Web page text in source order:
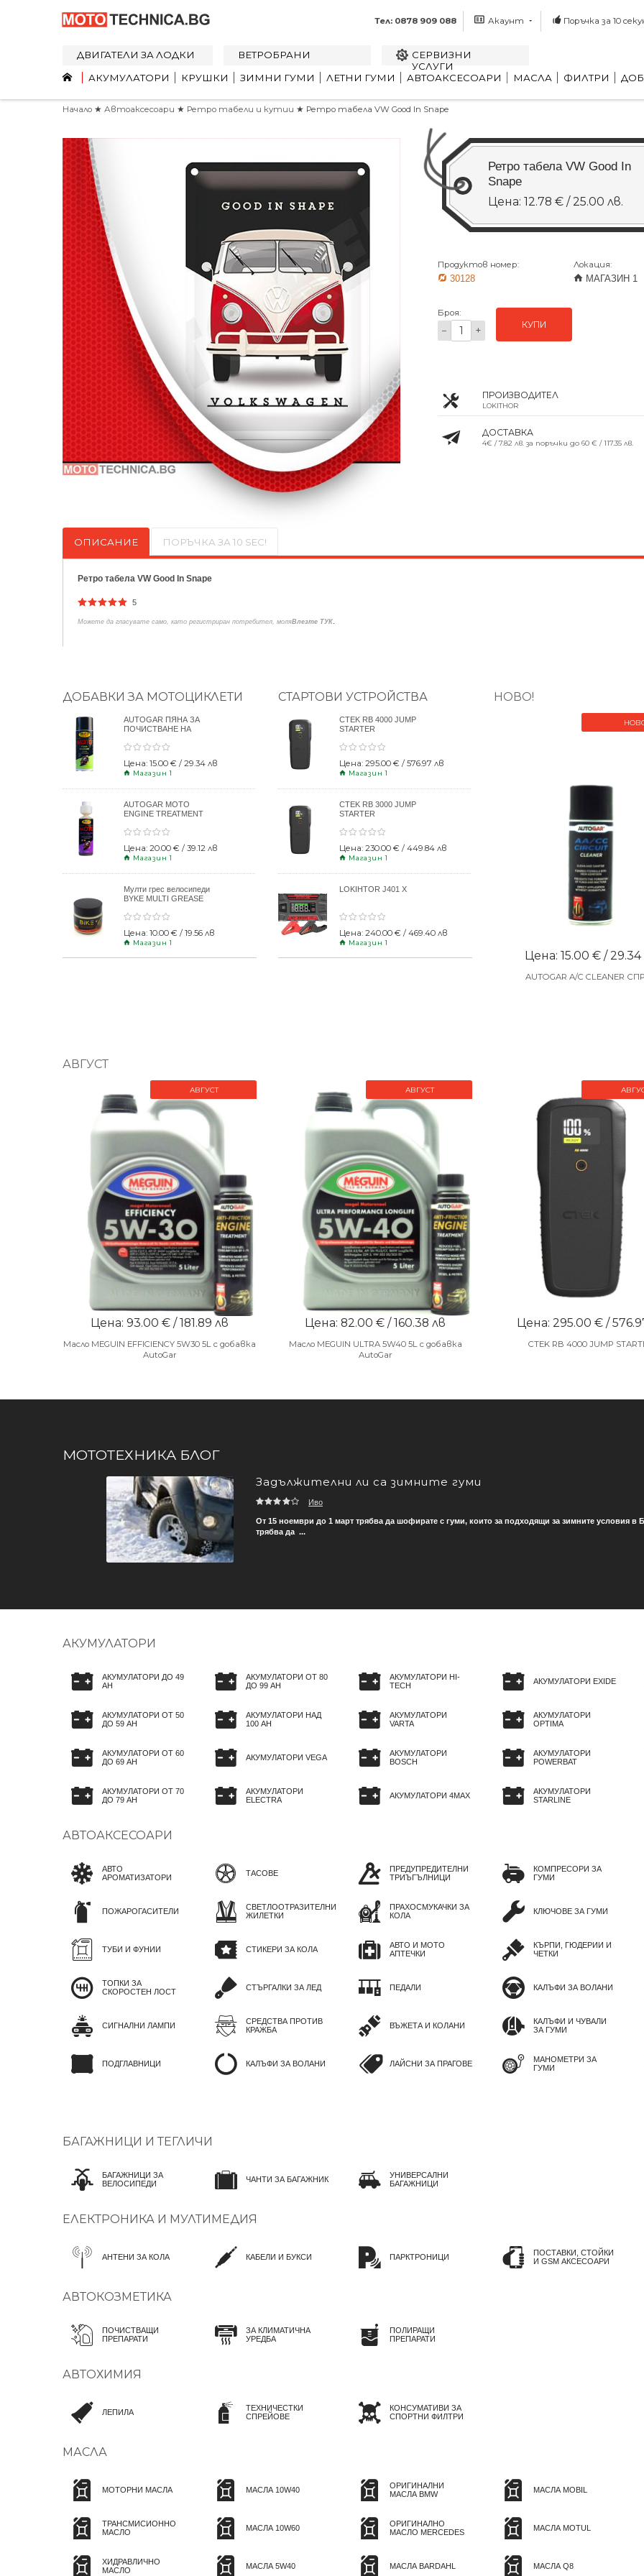
Тел: 0878 909 088 Акаунт Поръчка за 10
ДВИГАТЕЛИ ЗА ЛОДКИ ВЕТРОБРАНИ
СЕРВИЗНИ
УСЛУГИ
АКУМУЛАТОРИ
КРУШКИ ЗИМНИ ГУМИ ЛЕТНИ ГУМИ АВТОАКСЕСОАРИ МАСЛА ФИЛТРИ
Начало ★ Автоаксесоари ★ Ретро табели и кутии ★ Ретро табела VW Good In Snape
Ретро табела VW Good In
Snape
Цена: 12.78 € / 25.00 лв.
Продуктов номер:
30128
Локация:
МАГАЗИН 1
Броя:
− + КУПИ
ПРОИЗВОДИТЕЛ
LOKITHOR
ДОСТАВКА
4€ / 7.82 лв. за поръчки до 60 € / 117.35 лв.
ОПИСАНИЕ ПОРЪЧКА ЗА 10 SEC!
Ретро табела VW Good In Snape
5
Можете да гласувате само, като регистриран потребител, моляВлезте ТУК
ДОБАВКИ ЗА МОТОЦИКЛЕТИ
AUTOGAR ПЯНА ЗА
ПОЧИСТВАНЕ НА
Цена: 15.00 € / 29.34 лв
Магазин 1
AUTOGAR MOTO
ENGINE TREATMENT
Цена: 20.00 € / 39.12 лв
Магазин 1
Мулти грес велосипеди
BYKE MULTI GREASE
Цена: 10.00 € / 19.56 лв
Магазин 1
СТАРТОВИ УСТРОЙСТВА
CTEK RB 4000 JUMP
STARTER
Цена: 295.00 € / 576.97 лв
Магазин 1
CTEK RB 3000 JUMP
STARTER
Цена: 230.00 € / 449.84 лв
Магазин 1
LOKIHTOR J401 X
Цена: 240.00 € / 469.40 лв
Магазин 1
НОВО!
Цена: 15.00 € / 29.34
AUTOGAR A/C CLEANER
АВГУСТ
АВГУСТ
Цена: 93.00 € / 181.89 лв
Масло MEGUIN EFFICIENCY 5W30 5L с добавка
AutoGar
АВГУСТ
Цена: 82.00 € / 160.38 лв
Масло MEGUIN ULTRA 5W40 5L с добавка
AutoGar
Цена: 295.00 € /
CTEK RB 4000 JUMP
МОТОТЕХНИКА БЛОГ
Задължителни ли са зимните гуми
Иво
От 15 ноември до 1 март трябва да шофирате с гуми, които за подходящи за зимните условия в
трябва да ...
АКУМУЛАТОРИ
АКУМУЛАТОРИ ДО 49
AH
АКУМУЛАТОРИ ОТ 50
ДО 59 AH
АКУМУЛАТОРИ ОТ 60
ДО 69 AH
АКУМУЛАТОРИ ОТ 70
ДО 79 AH
АКУМУЛАТОРИ ОТ 80
ДО 99 AH
АКУМУЛАТОРИ НАД
100 AH
АКУМУЛАТОРИ VEGA
АКУМУЛАТОРИ
ELECTRA
АКУМУЛАТОРИ HI-
TECH
АКУМУЛАТОРИ
VARTA
АКУМУЛАТОРИ
BOSCH
АКУМУЛАТОРИ 4MAX
АКУМУЛАТОРИ EXIDE
АКУМУЛАТОРИ
OPTIMA
АКУМУЛАТОРИ
POWERBAT
АКУМУЛАТОРИ
STARLINE
АВТОАКСЕСОАРИ
АВТО
АРОМАТИЗАТОРИ
ПОЖАРОГАСИТЕЛИ
ТУБИ И ФУНИИ
ТОПКИ ЗА
СКОРОСТЕН ЛОСТ
СИГНАЛНИ ЛАМПИ
ПОДГЛАВНИЦИ
ТАСОВЕ
СВЕТЛООТРАЗИТЕЛНИ
ЖИЛЕТКИ
СТИКЕРИ ЗА КОЛА
СТЪРГАЛКИ ЗА ЛЕД
СРЕДСТВА ПРОТИВ
КРАЖБА
КАЛЪФИ ЗА ВОЛАНИ
ПРЕДУПРЕДИТЕЛНИ
ТРИЪГЪЛНИЦИ
ПРАХОСМУКАЧКИ ЗА
КОЛА
АВТО И МОТО
АПТЕЧКИ
ПЕДАЛИ
ВЪЖЕТА И КОЛАНИ
ЛАЙСНИ ЗА ПРАГОВЕ
КОМПРЕСОРИ ЗА
ГУМИ
КЛЮЧОВЕ ЗА ГУМИ
КЪРПИ, ГЮДЕРИИ И
ЧЕТКИ
КАЛЪФИ ЗА ВОЛАНИ
КАЛЪФИ И ЧУВАЛИ
ЗА ГУМИ
МАНОМЕТРИ ЗА
ГУМИ
БАГАЖНИЦИ И ТЕГЛИЧИ
БАГАЖНИЦИ ЗА
ВЕЛОСИПЕДИ
ЧАНТИ ЗА БАГАЖНИК
УНИВЕРСАЛНИ
БАГАЖНИЦИ
ЕЛЕКТРОНИКА И МУЛТИМЕДИЯ
АНТЕНИ ЗА КОЛА КАБЕЛИ И БУКСИ ПАРКТРОНИЦИ
ПОСТАВКИ, СТОЙКИ
И GSM АКСЕСОАРИ
АВТОКОЗМЕТИКА
ПОЧИСТВАЩИ
ПРЕПАРАТИ
ЗА КЛИМАТИЧНА
УРЕДБА
ПОЛИРАЩИ
ПРЕПАРАТИ
АВТОХИМИЯ
ЛЕПИЛА
ТЕХНИЧЕСТКИ
СПРЕЙОВЕ
КОНСУМАТИВИ ЗА
СПОРТНИ ФИЛТРИ
МАСЛА
МОТОРНИ МАСЛА
ТРАНСМИСИОННО
МАСЛО
ХИДРАВЛИЧНО
МАСЛО
МАСЛА 10W40
МАСЛА 10W60
МАСЛА 5W40
ОРИГИНАЛНИ
МАСЛА BMW
ОРИГИНАЛНО
МАСЛО MERCEDES
МАСЛА BARDAHL
МАСЛА MOBIL
МАСЛА MOTUL
МАСЛА Q8